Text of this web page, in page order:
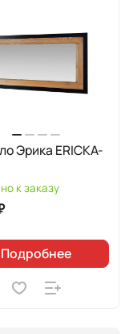
Эрика ERICKA-
к заказу
Подробнее